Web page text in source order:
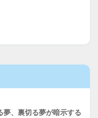
夢、裏切る夢が暗示する